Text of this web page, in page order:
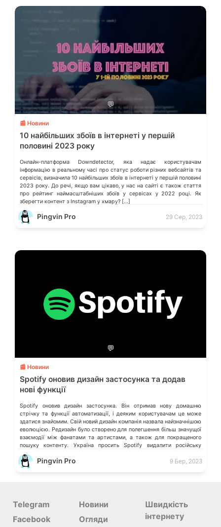
💬
📰 Новини
10 найбільших збоїв в інтернеті у першій
половині 2023 року
Онлайн-платформа Downdetector, яка надає користувачам
інформацію в реальному часі про статус роботи різних вебсайтів та
сервісів, визначила 10 найбільших збоїв в інтернеті у першій половині
2023 року. До речі, якщо вам цікаво, у нас на сайті є також стаття
про рейтинг наймасштабніших збоїв у сервісах у 2022 році. Як
зберегти контент з Instagram у хмару? […]
Pingvin Pro 29 Сер, 2023
💬
📰 Новини
Spotify оновив дизайн застосунка та додав
нові функції
Spotify оновив дизайн застосунка. Він отримав нову домашню
стрічку та функції автоматизації, і деяким користувачам це може
здатися знайомим. Свій новий дизайн компанія назвала найзначнішою
еволюцією. Редизайн було створено для полегшення більш значущої
взаємодії між фанатами та артистами, а також для покращеного
пошуку контенту. Україна просить Spotify видалити російську
музику виконавців, що підтримують війну Користувачі Windows […]
Pingvin Pro 9 Бер, 2023
Telegram
Facebook
Новини
Огляди
Швидкість
інтернету